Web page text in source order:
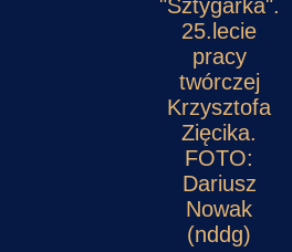
"Sztygarka".
25.lecie
pracy
twórczej
Krzysztofa
Zięcika.
FOTO:
Dariusz
Nowak
(nddg)